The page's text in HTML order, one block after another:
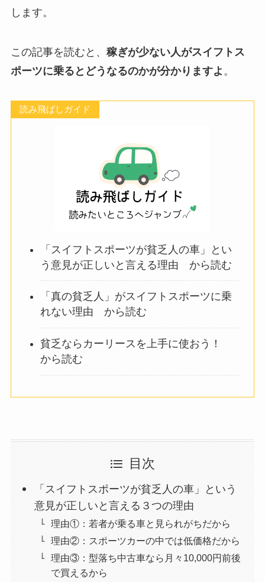
します。
この記事を読むと、 稼ぎが少ない人がスイフトス
ポーツに乗るとどうなるのかが分かりますよ 。
読み飛ばしガイド
「スイフトスポーツが貧乏人の車」とい
う意見が正しいと言える理由 から読む
「真の貧乏人」がスイフトスポーツに乗
れない理由 から読む
貧乏ならカーリースを上手に使おう！
から読む
目次
「スイフトスポーツが貧乏人の車」という
意見が正しいと言える３つの理由
理由①：若者が乗る車と見られがちだから
理由②：スポーツカーの中では低価格だから
理由③：型落ち中古車なら月々10,000円前後
で買えるから